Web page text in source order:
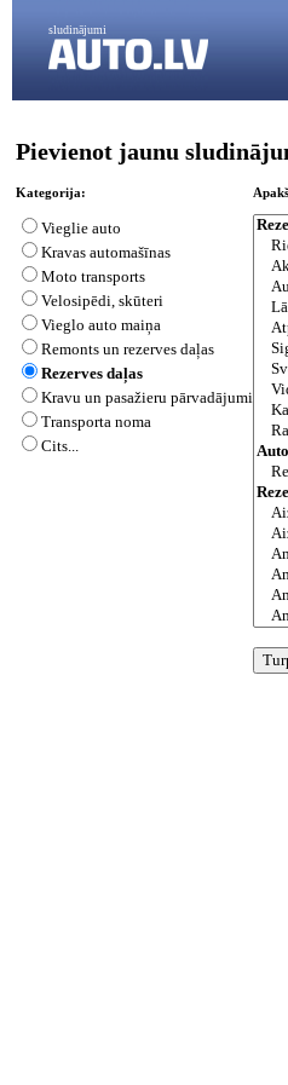
sludinājumi
Pievienot jaunu
Kategorija:
Vieglie auto
Kravas automašīnas
Moto transports
Velosipēdi, skūteri
Vieglo auto maiņa
Remonts un rezerves daļas
Rezerves daļas
Kravu un pasažieru pārvadājumi
Transporta noma
Cits...